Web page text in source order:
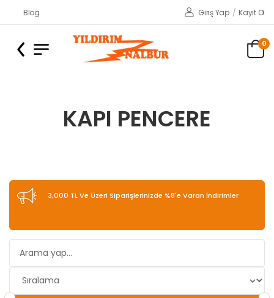
Blog Giriş Yap / Kayıt Ol
0
KAPI PENCERE
3,000 TL Ve Üzeri Siparişlerinizde %8'e Varan İndirimler